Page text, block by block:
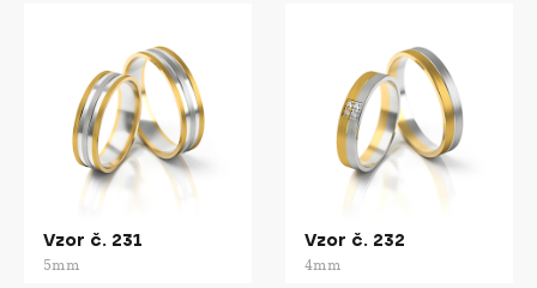
Vzor č. 231
5mm
Vzor č. 232
4mm